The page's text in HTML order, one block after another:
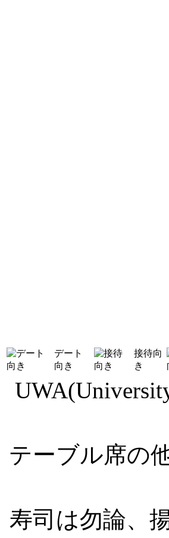
デート
向き
接待向
き
テーブル席の
寿司は勿論、